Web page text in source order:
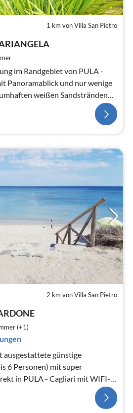
1 km von Villa San Pietro
-
Panoramablick und nur wenige
weißen Sandstränden
2 km von Villa San Pietro
(+1)
ausgestattete günstige
6 Personen) mit super
in PULA - Cagliari mit WIFI-